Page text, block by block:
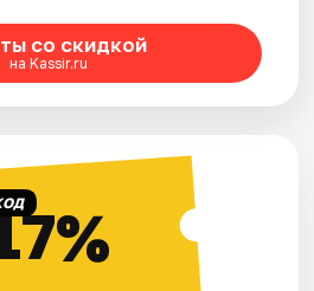
со скидкой
на Kassir.ru